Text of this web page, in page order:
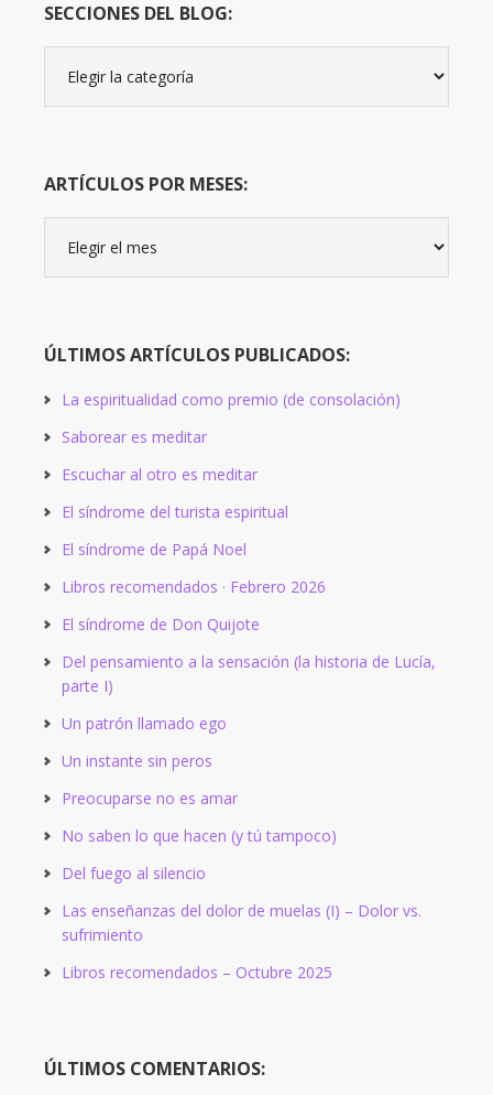
SECCIONES DEL BLOG:
Blog:
ARTÍCULOS POR MESES:
meses:
ÚLTIMOS ARTÍCULOS PUBLICADOS:
La espiritualidad como premio (de consolación)
Saborear es meditar
Escuchar al otro es meditar
El síndrome del turista espiritual
El síndrome de Papá Noel
Libros recomendados · Febrero 2026
El síndrome de Don Quijote
Del pensamiento a la sensación (la historia de Lucía,
parte I)
Un patrón llamado ego
Un instante sin peros
Preocuparse no es amar
No saben lo que hacen (y tú tampoco)
Del fuego al silencio
Las enseñanzas del dolor de muelas (I) – Dolor vs.
sufrimiento
Libros recomendados – Octubre 2025
ÚLTIMOS COMENTARIOS: